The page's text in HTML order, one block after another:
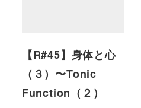
【R#45】身体と心
（３）〜Tonic
Function（２）